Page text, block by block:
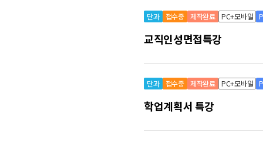
단과 접수중 제작완료 PC+모바일
교직인성면접특강
단과 접수중 제작완료 PC+모바일
학업계획서 특강